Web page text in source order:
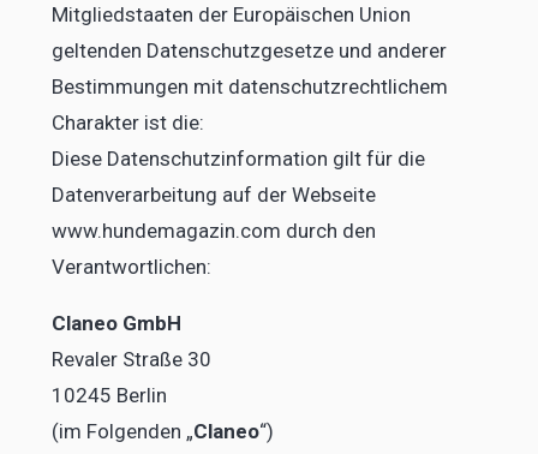
Mitgliedstaaten der Europäischen Union
geltenden Datenschutzgesetze und anderer
Bestimmungen mit datenschutzrechtlichem
Charakter ist die:
Diese Datenschutzinformation gilt für die
Datenverarbeitung auf der Webseite
www.hundemagazin.com durch den
Verantwortlichen:
Claneo GmbH
Revaler Straße 30
10245 Berlin
(im Folgenden „Claneo“)